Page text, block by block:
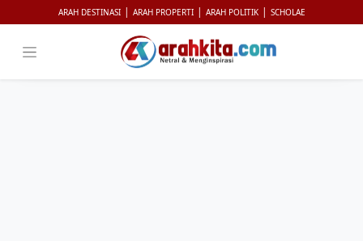
ARAH DESTINASI | ARAH PROPERTI | ARAH POLITIK | SCHOLAE